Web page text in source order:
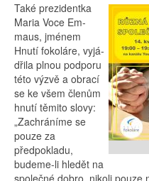
Také pre­zi­dent­ka
Ma­ria Voce Em­
maus, jmé­nem
Hnu­tí fo­ko­lá­re, vy­já­
d­ři­la pl­nou pod­po­ru
této vý­zvě a ob­ra­cí
se ke všem čle­nům
hnu­tí tě­mi­to slo­vy:
„Zachráníme se
pouze za
předpokladu,
budeme-li hledět na
společné dobro, nikoli pouze